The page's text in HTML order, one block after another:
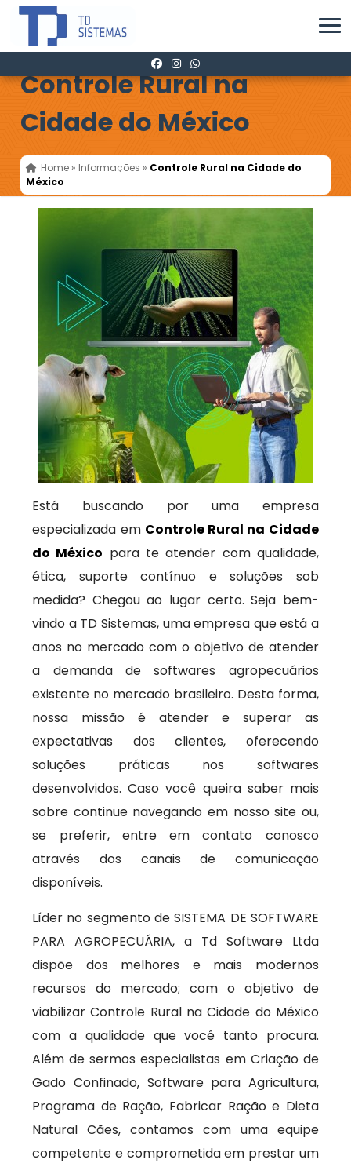
Controle Rural na
Cidade do México
Home » Informações » Controle Rural na Cidade do
México
Está buscando por uma empresa
especializada em Controle Rural na Cidade
do México para te atender com qualidade,
ética, suporte contínuo e soluções sob
medida? Chegou ao lugar certo. Seja bem-
vindo a TD Sistemas, uma empresa que está a
anos no mercado com o objetivo de atender
a demanda de softwares agropecuários
existente no mercado brasileiro. Desta forma,
nossa missão é atender e superar as
expectativas dos clientes, oferecendo
soluções práticas nos softwares
desenvolvidos. Caso você queira saber mais
sobre continue navegando em nosso site ou,
se preferir, entre em contato conosco
através dos canais de comunicação
disponíveis.
Líder no segmento de SISTEMA DE SOFTWARE
PARA AGROPECUÁRIA, a Td Software Ltda
dispõe dos melhores e mais modernos
recursos do mercado; com o objetivo de
viabilizar Controle Rural na Cidade do México
com a qualidade que você tanto procura.
Além de sermos especialistas em Criação de
Gado Confinado, Software para Agricultura,
Programa de Ração, Fabricar Ração e Dieta
Natural Cães, contamos com uma equipe
competente e comprometida em prestar um